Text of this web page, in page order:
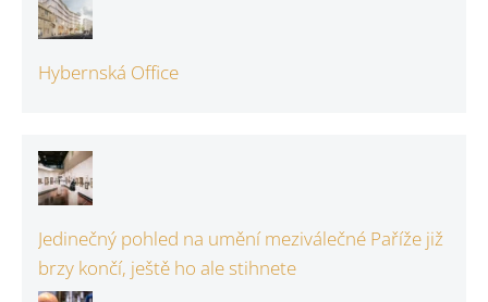
Hybernská Office
Jedinečný pohled na umění meziválečné Paříže již
brzy končí, ještě ho ale stihnete